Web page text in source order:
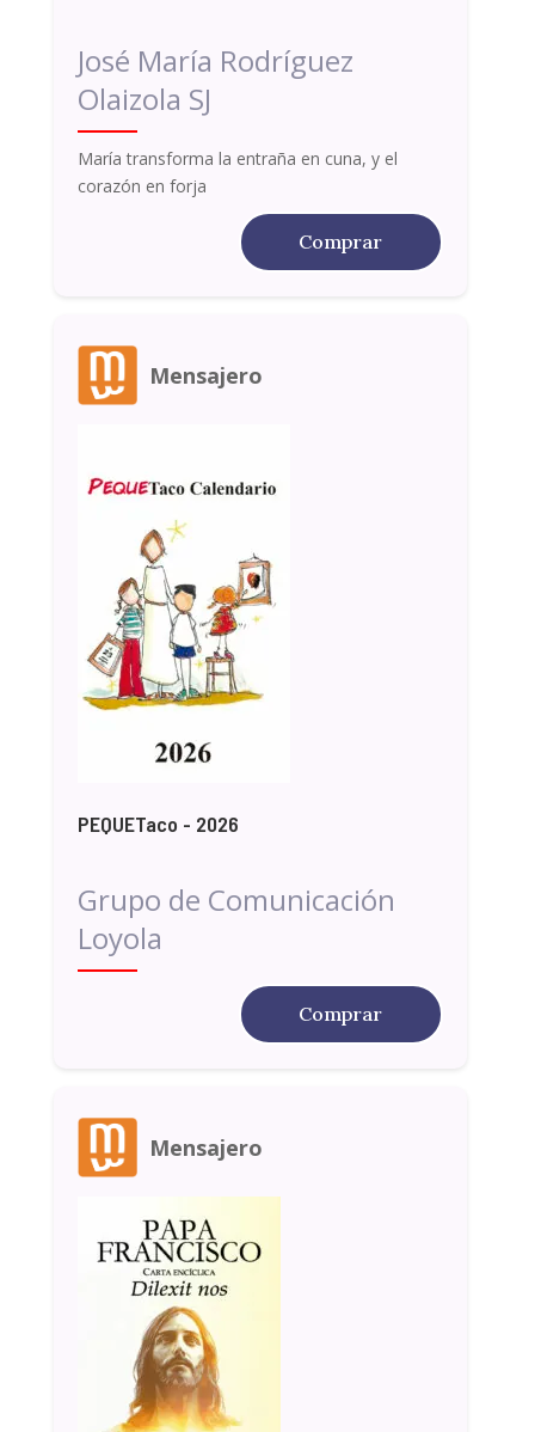
José María Rodríguez
Olaizola SJ
María transforma la entraña en cuna, y el
corazón en forja
Comprar
Mensajero
PEQUETaco - 2026
Grupo de Comunicación
Loyola
Comprar
Mensajero